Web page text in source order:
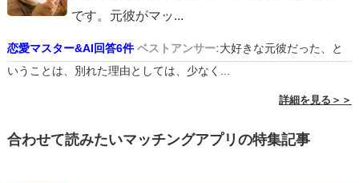
です。元彼がマッ...
恋愛マスター&AI回答6件 ベストアンサー:大好きな元彼だった、と
いうことは、別れた理由としては、少なく...
詳細を見る＞＞
合わせて読みたいマッチングアプリの特集記事